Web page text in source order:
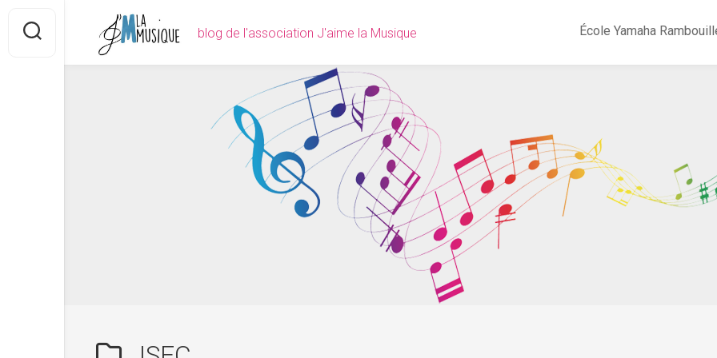
content
blog de l'association J'aime la Musique École Yamaha